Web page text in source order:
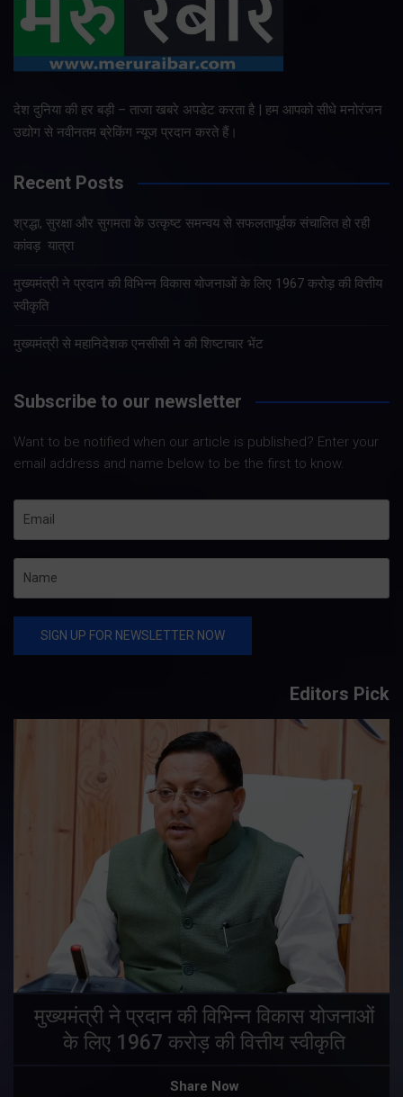
देश दुनिया की हर बड़ी – ताजा खबरे अपडेट करता है | हम आपको सीधे मनोरंजन
उद्योग से नवीनतम ब्रेकिंग न्यूज प्रदान करते हैं।
Recent Posts
श्रद्धा, सुरक्षा और सुगमता के उत्कृष्ट समन्वय से सफलतापूर्वक संचालित हो रही
कांवड़ यात्रा
मुख्यमंत्री ने प्रदान की विभिन्न विकास योजनाओं के लिए 1967 करोड़ की वित्तीय
स्वीकृति
मुख्यमंत्री से महानिदेशक एनसीसी ने की शिष्टाचार भेंट
Subscribe to our newsletter
Want to be notified when our article is published? Enter your
email address and name below to be the first to know.
Editors Pick
मुख्यमंत्री ने प्रदान की विभिन्न विकास योजनाओं
के लिए 1967 करोड़ की वित्तीय स्वीकृति
Share Now